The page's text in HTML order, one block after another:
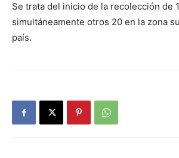
Se trata del inicio de la recolección de
simultáneamente otros 20 en la zona
país.